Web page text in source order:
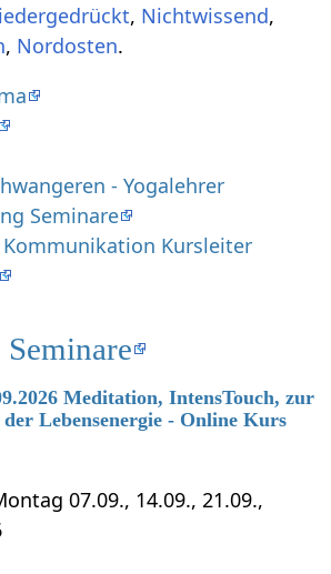
,
,
,
.
- Yogalehrer
Seminare
Kursleiter
Meditation, IntensTouch, zur
Lebensenergie - Online Kurs
07.09., 14.09., 21.09.,